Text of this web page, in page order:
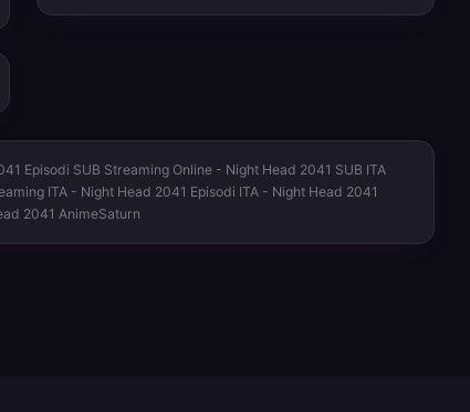
Episodi SUB Streaming Online - Night Head 2041 SUB ITA
ITA - Night Head 2041 Episodi ITA - Night Head 2041
2041 AnimeSaturn